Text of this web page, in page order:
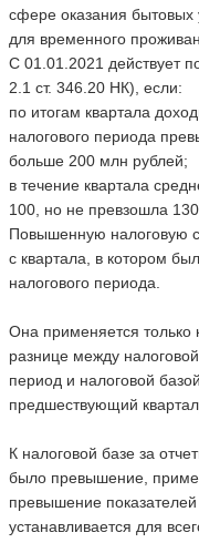
сфере оказания бытовых
для временного
С 01.01.2021 действует
2.1 ст. 346.20 НК), если:
по итогам квартала
налогового периода
больше 200 млн рублей;
в течение квартала
100, но не превзошла 130
Повышенную налоговую
с квартала, в котором
налогового периода.
Она применяется только
разнице между
период и налоговой
предшествующий
К налоговой базе за
было превышение,
превышение
устанавливается для